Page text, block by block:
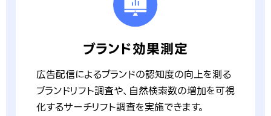
ブランド効果測定
広告配信によるブランドの認知度の向上を測る
ブランドリフト調査や、自然検索数の増加を可視
化するサーチリフト調査を実施できます。